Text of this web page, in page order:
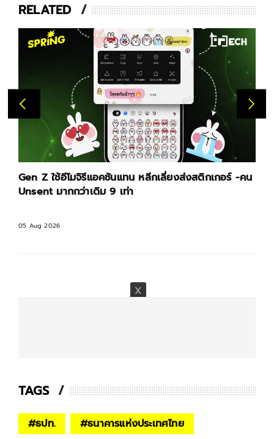
RELATED
Gen Z ใช้อีโมจิรีแอคชันแทน หลีกเลี่ยงส่งสติกเกอร์ -คน
Unsent มากกว่าเดิม 9 เท่า
05 Aug 2026
TAGS
#ธปท. #ธนาคารแห่งประเทศไทย